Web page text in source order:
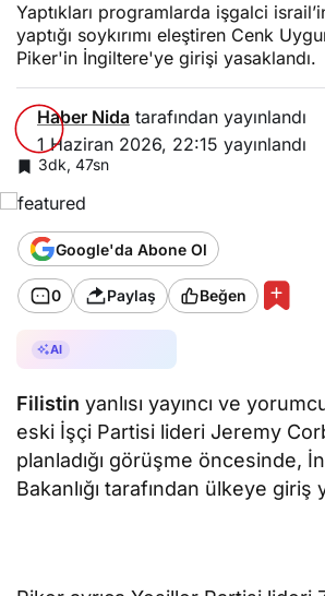
Yaptıkları programlarda işgalci
yaptığı soykırımı eleştiren Cenk
Piker'in İngiltere'ye girişi yasaklandı.
Haber Nida tarafından yayınlandı
1 Haziran 2026, 22:15 yayınlandı
3dk, 47sn
Google'da Abone Ol
0 Paylaş Beğen
AI
Filistin yanlısı yayıncı ve
eski İşçi Partisi lideri Jeremy
planladığı görüşme öncesinde,
Bakanlığı tarafından ülkeye giriş